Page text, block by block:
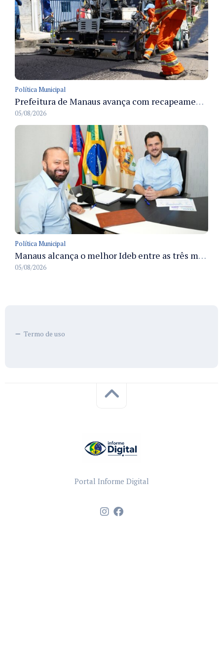
Política Municipal
Prefeitura de Manaus avança com recapeamento no Parque Rio Solimões e cobre cerca de 30 ruas
05/08/2026
Política Municipal
Manaus alcança o melhor Ideb entre as três maiores redes municipais do país em 2025 com avanço na aprendizagem
05/08/2026
Termo de uso
Portal Informe Digital